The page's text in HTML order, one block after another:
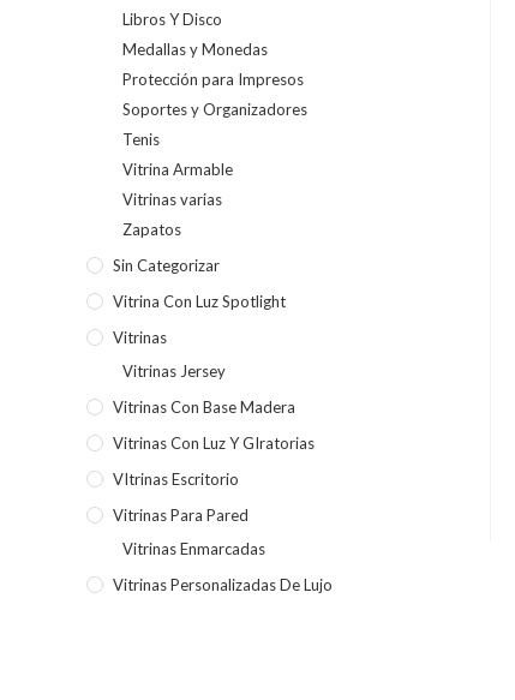
Libros Y Disco
Medallas y Monedas
Protección para Impresos
Soportes y Organizadores
Tenis
Vitrina Armable
Vitrinas varias
Zapatos
Sin Categorizar
Vitrina Con Luz Spotlight
Vitrinas
Vitrinas Jersey
Vitrinas Con Base Madera
Vitrinas Con Luz Y GIratorias
VItrinas Escritorio
Vitrinas Para Pared
Vitrinas Enmarcadas
Vitrinas Personalizadas De Lujo